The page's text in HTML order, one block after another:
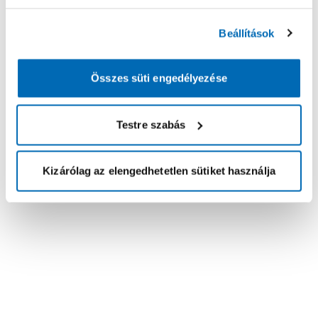
Beállítások
Összes süti engedélyezése
Testre szabás
Kizárólag az elengedhetetlen sütiket használja